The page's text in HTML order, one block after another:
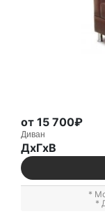
от 15 700₽
Диван
ДxГxВ
*
*